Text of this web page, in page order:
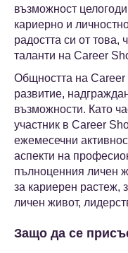
възможност
кариерно и
радостта си от това,
таланти на Career
Общността на
развитие,
възможности. Като
участник в Career
ежемесечни
аспекти на
пълноценния личен
за кариерен растеж,
личен живот,
Защо да се